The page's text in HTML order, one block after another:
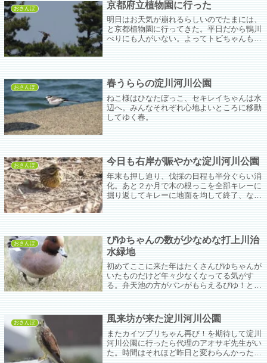
おさんぽ 京都府立植物園に行った
明日はお天気が崩れるらしいのでたまには、
と京都植物園に行ってきた。平日だから鴨川
べりにも人がいない。よってトビちゃんもあ
キンクロハジロがのんびり浮かんでた。
おさんぽ 春うららの淀川河川公園
ねこ様はひなたぼっこ、セキレイちゃんは水
辺へ。みんなそれぞれ心地よいところに移動
してゆく春。
おさんぽ 今日も右岸が賑やかな淀川河川公園
年末も押し迫り、伐採の日程も半分ぐらい消
化。あと２か月で木の根っこを全部キレーに
掘り返してキレーに地面を均して終了、なの
おさんぽ
ぴゆちゃんの数が少なめな打上川治
水緑地
初めてここに来た年はたくさんぴゆちゃんが
いたものだけど年々少なくなってる気がす
る。弁天池の方がパンがもらえるぴゆ！とあ
おさんぽ 風来坊が来た淀川河川公園
またカイツブリちゃん再び！を期待して淀川
河川公園に行ったら代理のアオサギ先生がい
た。時間はそれほど昨日と変わらんかったと